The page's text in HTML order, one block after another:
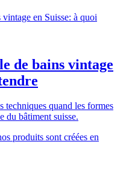
de bains vintage
techniques quand les formes
du bâtiment suisse.